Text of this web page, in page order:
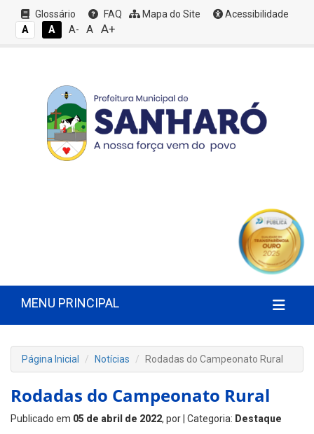
Glossário FAQ Mapa do Site
Acessibilidade
A
A A- A A+
MENU PRINCIPAL
Página Inicial Notícias Rodadas do Campeonato Rural
Rodadas do Campeonato Rural
Publicado em 05 de abril de 2022, por | Categoria: Destaque